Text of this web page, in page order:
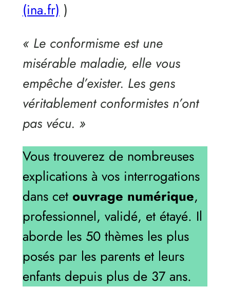
(ina.fr) )
« Le conformisme est une
misérable maladie, elle vous
empêche d’exister. Les gens
véritablement conformistes n’ont
pas vécu. »
Vous trouverez de nombreuses
explications à vos interrogations
dans cetouvrage numérique,
professionnel, validé, et étayé. Il
aborde les 50 thèmes les plus
posés par les parents et leurs
enfants depuis plus de 37 ans.